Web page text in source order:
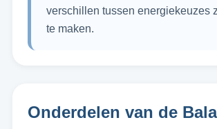
verschillen tussen energiekeuzes
te maken.
Onderdelen van de